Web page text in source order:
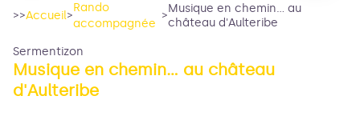
>>Accueil>
Rando
accompagnée
>
Musique en chemin... au
château d'Aulteribe
Sermentizon
Musique en chemin... au château
d'Aulteribe